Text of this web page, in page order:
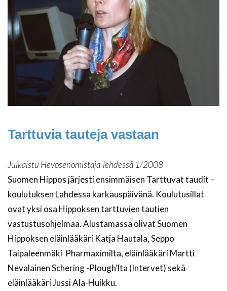
Tarttuvia tauteja vastaan
Julkaistu Hevosenomistaja-lehdessä 1/2008
Suomen Hippos järjesti ensimmäisen Tarttuvat taudit –
koulutuksen Lahdessa karkauspäivänä. Koulutusillat
ovat yksi osa Hippoksen tarttuvien tautien
vastustusohjelmaa. Alustamassa olivat Suomen
Hippoksen eläinlääkäri Katja Hautala, Seppo
Taipaleenmäki Pharmaximilta, eläinlääkäri Martti
Nevalainen Schering -Plough’lta (Intervet) sekä
eläinlääkäri Jussi Ala-Huikku.